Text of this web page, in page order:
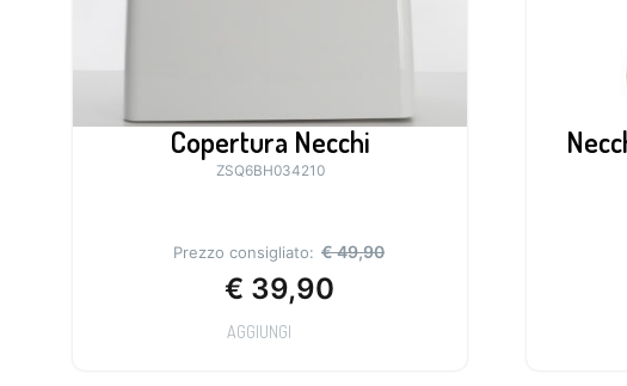
Copertura Necchi
ZSQ6BH034210
Prezzo consigliato: €49,90
€ 39,90
AGGIUNGI